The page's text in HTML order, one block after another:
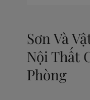
Sơn Và
Nội Thất
Phòng